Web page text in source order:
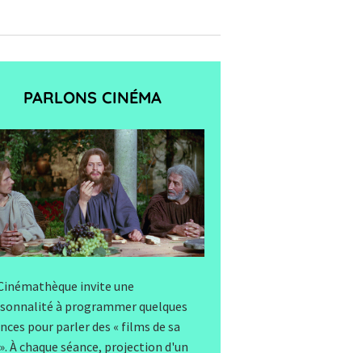
PARLONS CINÉMA
invite une
à programmer quelques
pour parler des « films de sa
À chaque séance, projection d'un